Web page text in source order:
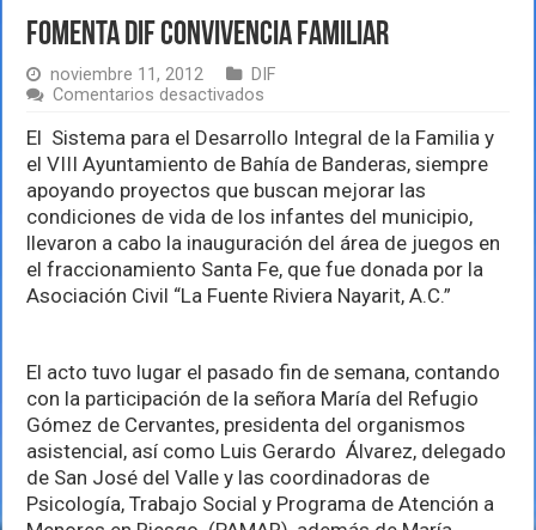
Fomenta DIF convivencia familiar
noviembre 11, 2012
DIF
Comentarios desactivados
DIF
convivencia
familiar
El Sistema para el Desarrollo Integral de la Familia y
el VIII Ayuntamiento de Bahía de Banderas, siempre
apoyando proyectos que buscan mejorar las
condiciones de vida de los infantes del municipio,
llevaron a cabo la inauguración del área de juegos en
el fraccionamiento Santa Fe, que fue donada por la
Asociación Civil “La Fuente Riviera Nayarit, A.C.”
El acto tuvo lugar el pasado fin de semana, contando
con la participación de la señora María del Refugio
Gómez de Cervantes, presidenta del organismos
asistencial, así como Luis Gerardo Álvarez, delegado
de San José del Valle y las coordinadoras de
Psicología, Trabajo Social y Programa de Atención a